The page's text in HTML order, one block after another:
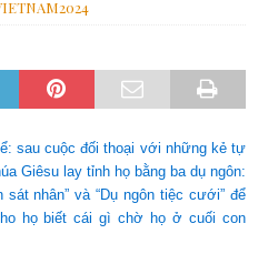
sau cuộc đối thoại với những kẻ tự
Giêsu lay tỉnh họ bằng ba dụ ngôn:
sát nhân” và “Dụ ngôn tiệc cưới” để
họ biết cái gì chờ họ ở cuối con